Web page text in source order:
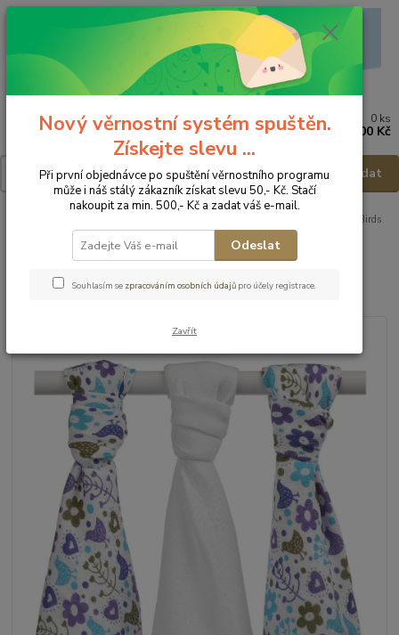
Menu
Hledat
0 ks
0,00 Kč
XKKO BMB Bambusové dětské pleny - Flowers&Birds
XKKO BMB Bambusové dětské
pleny - Flowers&Birds
Nový věrnostní systém spuštěn.
Získejte slevu ...
Při první objednávce po spuštění věrnostního programu
může i náš stálý zákazník získat slevu 50,- Kč. Stačí
nakoupit za min. 500,- Kč a zadat váš e-mail.
Odeslat
Souhlasím se zpracováním osobních údajů pro účely registrace.
Zavřít